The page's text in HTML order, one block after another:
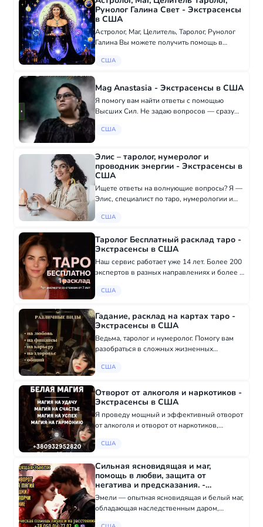
кармических у...
Рунолог Галина Свет - Экстрасенсы
в США
Астролог, Маг, Целитель, Таролог, Рунолог
Галина Вы можете получить помощь в
Личной жизни, Предназначение и Карма
защита от...
США
Mag Anastasia - Экстрасенсы в США
Я помогу вам найти ответы с помощью
Высших Сил. Не задаю вопросов — сразу
настоящем и будущем. По вашему запросу
сферы: •...
США
Элис – таролог, нумеролог и
проводник энергии - Экстрасенсы в
США
Ищете ответы на волнующие вопросы? Я —
Элис, специалист по таро, нумерологии и
из разных уголков США обрести ясность,
завтрашнем...
США
Таролог Бесплатный расклад таро -
Экстрасенсы в США
Наш сервис работает уже 14 лет. Более 200
экспертов в разных направлениях и более 1
подробно проведут консультацию для Вас и
США
Гадание, расклад на картах таро -
Экстрасенсы в США
Ведьма, таролог и нумеролог. Помогу вам
разобраться в сложных жизненных
загляну в будущее. Если вас мучает разлад
трудности или...
США
Отворот от алкоголя и наркотиков -
Экстрасенсы в США
Я проведу мощный и эффективный отворот
от алкоголя и отворот от наркотиков,
пагубных влияний и вернуться к трезвости и
эн...
США
Сильная ясновидящая и маг,
помощь в любви, защита от
негатива и предсказания. -
Экстрасенсы в США
Эмели — опытная ясновидящая и белый маг,
обладающая наследственным даром,